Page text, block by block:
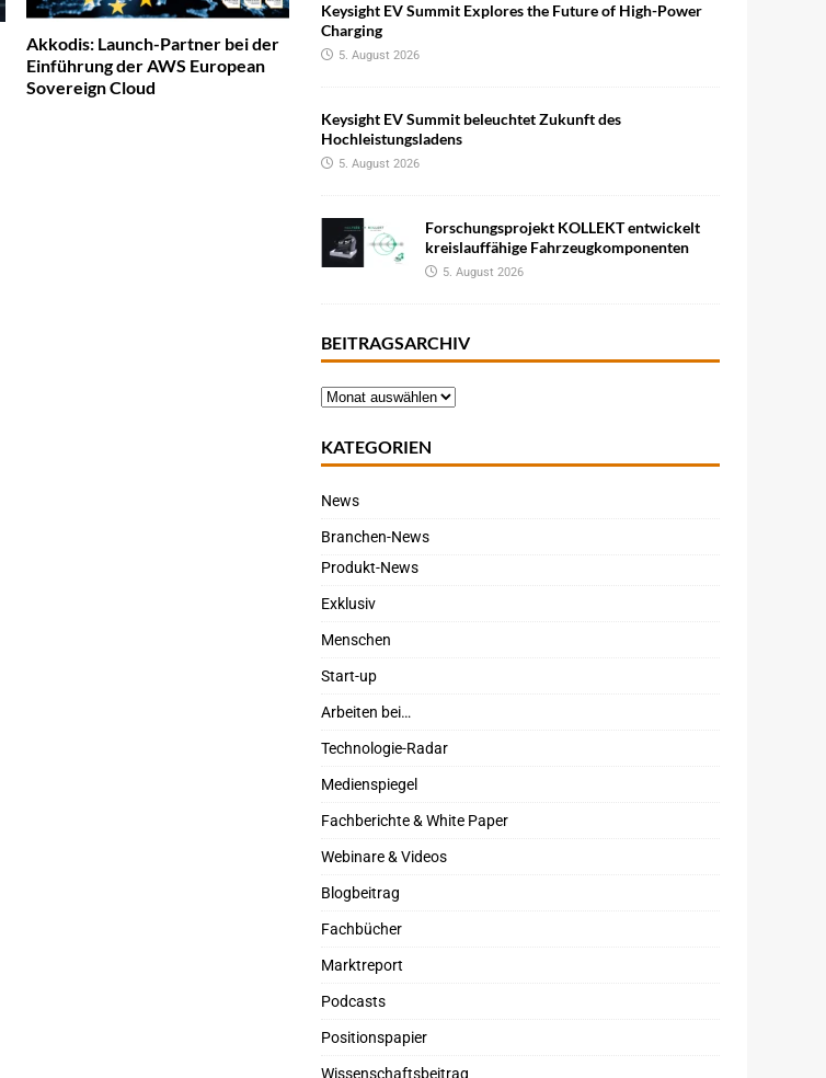
Akkodis: Launch-Partner bei der
Einführung der AWS European
Sovereign Cloud
Keysight EV Summit Explores the Future of High-Power
Charging
5. August 2026
Keysight EV Summit beleuchtet Zukunft des
Hochleistungsladens
5. August 2026
Forschungsprojekt KOLLEKT entwickelt
kreislauffähige Fahrzeugkomponenten
5. August 2026
BEITRAGSARCHIV
KATEGORIEN
News
Branchen-News
Produkt-News
Exklusiv
Menschen
Start-up
Arbeiten bei…
Technologie-Radar
Medienspiegel
Fachberichte & White Paper
Webinare & Videos
Blogbeitrag
Fachbücher
Marktreport
Podcasts
Positionspapier
Wissenschaftsbeitrag